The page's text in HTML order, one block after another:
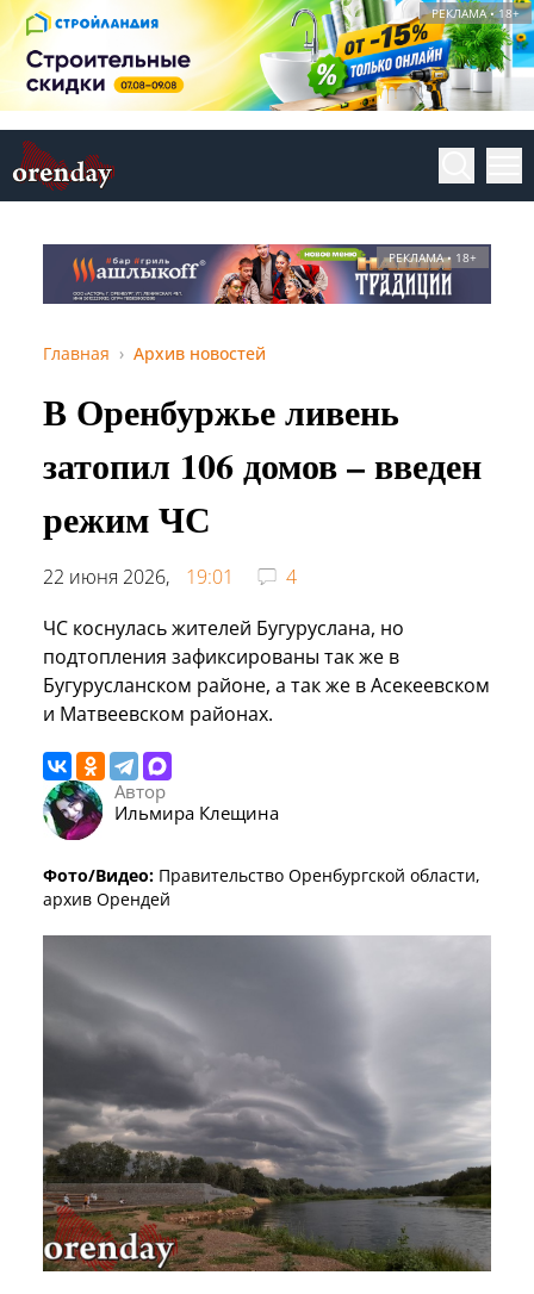
РЕКЛАМА • 18+
РЕКЛАМА • 18+
Главная Архив новостей
В Оренбуржье ливень
затопил 106 домов – введен
режим ЧС
22 июня 2026, 19:01
4
ЧС коснулась жителей Бугуруслана, но
подтопления зафиксированы так же в
Бугурусланском районе, а так же в Асекеевском
и Матвеевском районах.
Автор
Ильмира Клещина
Фото/Видео: Правительство Оренбургской области,
архив Орендей